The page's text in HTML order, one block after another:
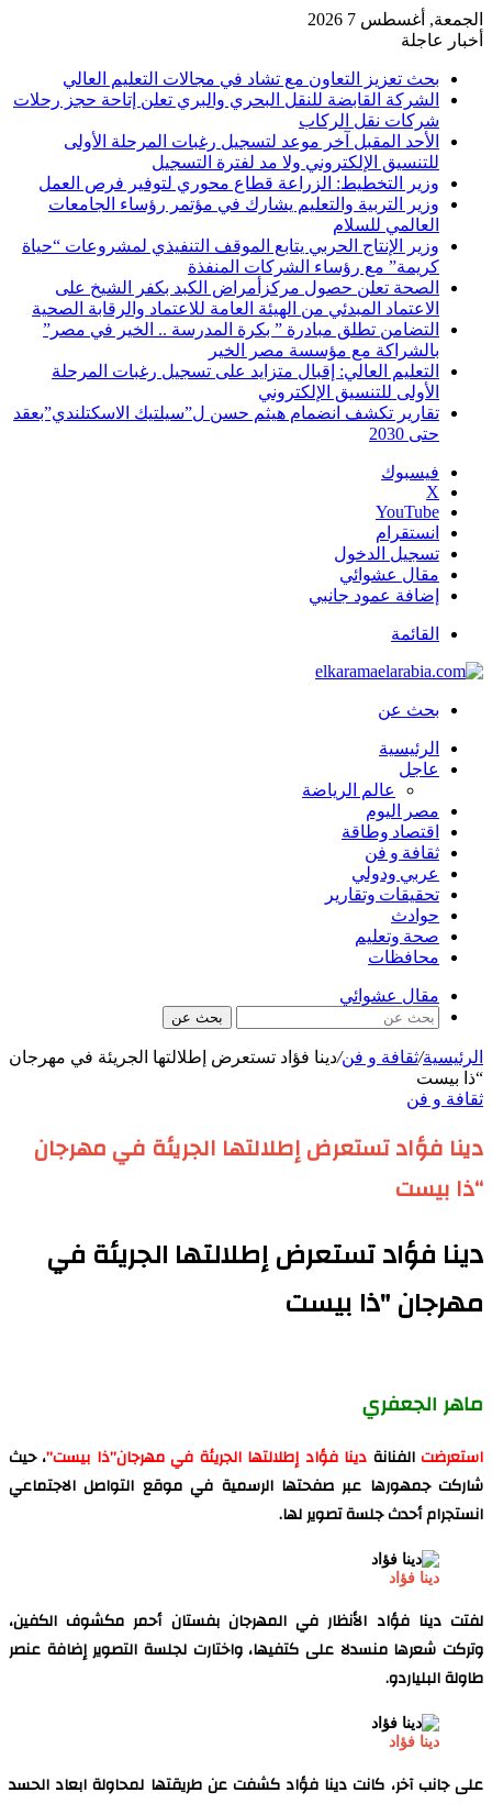
الجمعة, أغسطس 7 2026
أخبار عاجلة
بحث تعزيز التعاون مع تشاد في مجالات التعليم العالي
الشركة القابضة للنقل البحري والبري تعلن إتاحة حجز رحلات
شركات نقل الركاب
الأحد المقبل آخر موعد لتسجيل رغبات المرحلة الأولى
للتنسيق الإلكتروني ولا مد لفترة التسجيل
وزير التخطيط: الزراعة قطاع محوري لتوفير فرص العمل
وزير التربية والتعليم يشارك في مؤتمر رؤساء الجامعات
العالمي للسلام
وزير الإنتاج الحربي يتابع الموقف التنفيذي لمشروعات “حياة
كريمة” مع رؤساء الشركات المنفذة
الصحة تعلن حصول مركزأمراض الكبد بكفر الشيخ على
الاعتماد المبدئي من الهيئة العامة للاعتماد والرقابة الصحية
التضامن تطلق مبادرة ” بكرة المدرسة .. الخير في مصر”
بالشراكة مع مؤسسة مصر الخير
التعليم العالي: إقبال متزايد على تسجيل رغبات المرحلة
الأولى للتنسيق الإلكتروني
تقارير تكشف انضمام هيثم حسن ل”سيلتيك الاسكتلندي”بعقد
حتى 2030
فيسبوك
‫X
‫YouTube
انستقرام
تسجيل الدخول
مقال عشوائي
إضافة عمود جانبي
القائمة
بحث عن
الرئيسية
عاجل
عالم الرياضة
مصر اليوم
اقتصاد وطاقة
ثقافة و فن
عربي ودولي
تحقيقات وتقارير
حوادث
صحة وتعليم
محافظات
مقال عشوائي
بحث عن
الرئيسية/ثقافة و فن/دينا فؤاد تستعرض إطلالتها الجريئة في مهرجان
“ذا بيست
ثقافة و فن
دينا فؤاد تستعرض إطلالتها الجريئة في مهرجان
“ذا بيست
دينا فؤاد تستعرض إطلالتها الجريئة في
مهرجان "ذا بيست
ماهر الجعفري
استعرضتالفنانة دينا فؤاد إطلالتها الجريئة في مهرجان”ذا بيست”، حيث
شاركت جمهورها عبر صفحتها الرسمية في موقع التواصل الاجتماعي
انستجرام أحدث جلسة تصوير لها.
دينا فؤاد
لفتت دينا فؤاد الأنظار في المهرجان بفستان أحمر مكشوف الكفين،
وتركت شعرها منسدلا على كتفيها، واختارت لجلسة التصوير إضافة عنصر
طاولة البلياردو.
دينا فؤاد
على جانب آخر، كانت دينا فؤاد كشفت عن طريقتها لمحاولة ابعاد الحسد